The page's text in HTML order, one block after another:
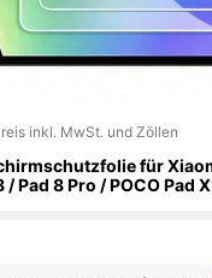
inkl. MwSt. und Zöllen
für
/ Pad 8 Pro / POCO Pad
Bildschirmschutz